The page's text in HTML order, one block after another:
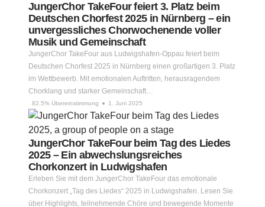
JungerChor TakeFour feiert 3. Platz beim
Deutschen Chorfest 2025 in Nürnberg – ein
unvergessliches Chorwochenende voller
Musik und Gemeinschaft
JungerChor TakeFour aus Ludwigshafen-Oppau feiert beim
Deutschen Chorfest 2025 in Nürnberg einen großartigen 3. Platz
im Wettbewerb. Mit emotionalen Auftritten, herausragendem
Chorklang und starker Gemeinschaft…
82.5% Übereinstimmung 1. Juni 2025
JungerChor TakeFour beim Tag des Liedes
2025 – Ein abwechslungsreiches
Chorkonzert in Ludwigshafen
Erleben Sie mit dem JungerChor TakeFour das emotionale
Chorkonzert „Tag des Liedes“ 2025 in Ludwigshafen. Lesen Sie
über Highlights, teilnehmende Chöre und bewegende Momente